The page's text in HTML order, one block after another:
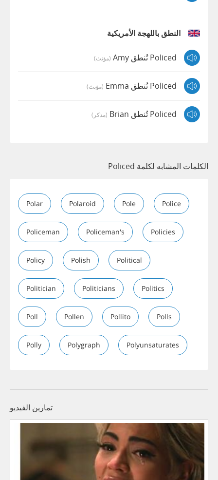
النطق باللهجة الأمريكية
Policed تُنطق Amy (مؤنث)
Policed تُنطق Emma (مؤنث)
Policed تُنطق Brian (مذكر)
الكلمات المشابه لكلمة Policed
Polar Polaroid Pole Police
Policeman Policeman's Policies
Policy Polish Political
Politician Politicians Politics
Poll Pollen Pollito Polls
Polly Polygraph Polyunsaturates
تمارين الفيديو